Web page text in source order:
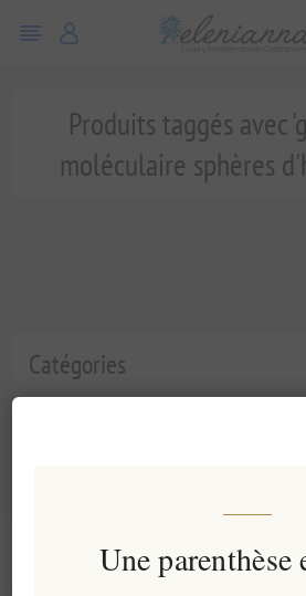
Catégories
Produits taggés avec
moléculaire sphères
Information
Une parenthèse